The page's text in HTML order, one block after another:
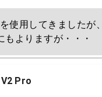
使用してきましたが
よりますが・・・
Pro